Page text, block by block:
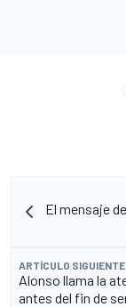
El mensaje
ARTÍCULO SIGUIENTE
Alonso llama la
antes del fin de